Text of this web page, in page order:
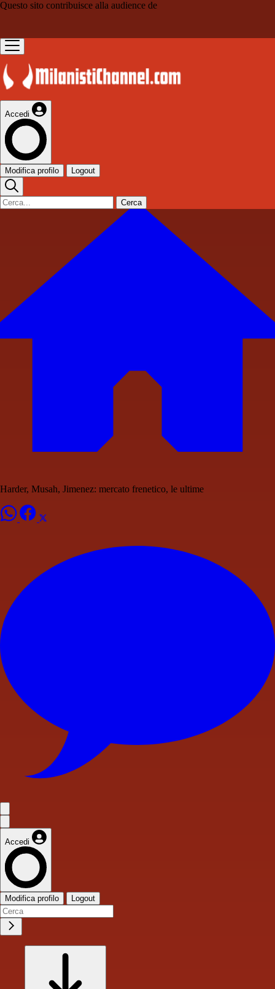
Questo sito contribuisce alla audience de
Accedi
Modifica profilo Logout
Cerca
Harder, Musah, Jimenez: mercato frenetico, le ultime
Accedi
Modifica profilo Logout